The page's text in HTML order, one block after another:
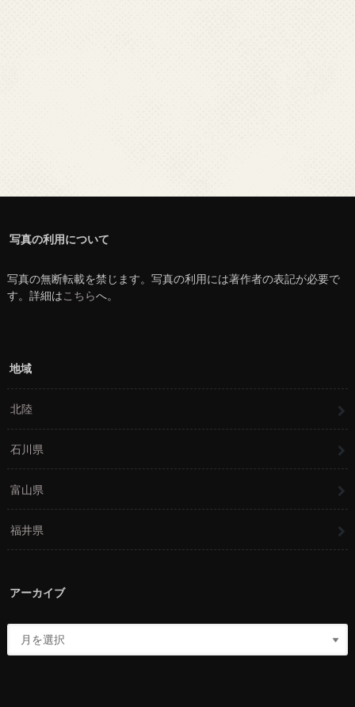
写真の利用について
写真の無断転載を禁じます。写真の利用には著作者の表記が必要で
す。詳細はこちらへ。
地域
北陸
石川県
富山県
福井県
アーカイブ